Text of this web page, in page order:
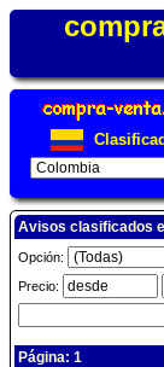
Avisos clasificados
Opción:
Precio:
Página: 1